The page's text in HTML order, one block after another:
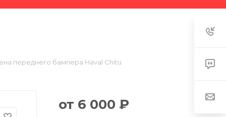
переднего бампера Haval Chitu
6 000 ₽